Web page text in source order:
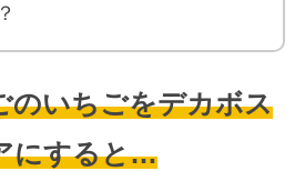
のいちごをデカボス
にすると…